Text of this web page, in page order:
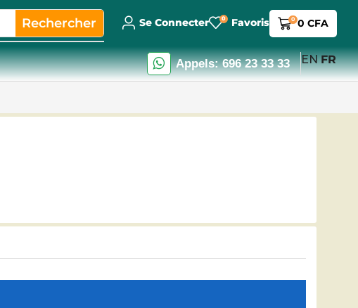
Rechercher Se Connecter 0 Favoris 0 0 CFA
Appels: 696 23 33 33 EN FR